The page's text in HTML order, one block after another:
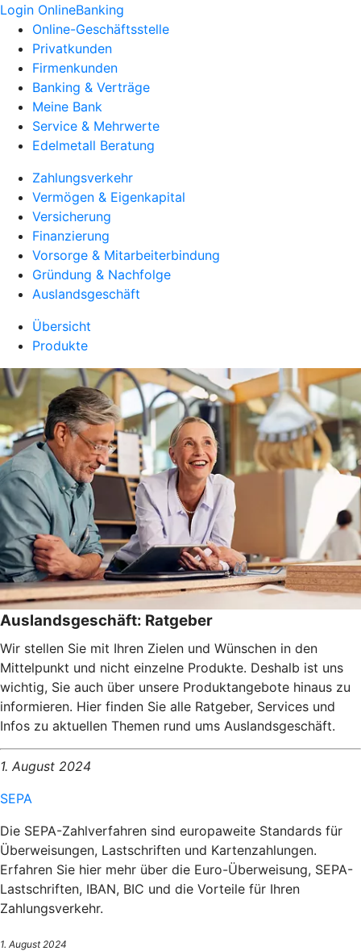
Login OnlineBanking
Online-Geschäftsstelle
Privatkunden
Firmenkunden
Banking & Verträge
Meine Bank
Service & Mehrwerte
Edelmetall Beratung
Zahlungsverkehr
Vermögen & Eigenkapital
Versicherung
Finanzierung
Vorsorge & Mitarbeiterbindung
Gründung & Nachfolge
Auslandsgeschäft
Übersicht
Produkte
Auslandsgeschäft: Ratgeber
Wir stellen Sie mit Ihren Zielen und Wünschen in den
Mittelpunkt und nicht einzelne Produkte. Deshalb ist uns
wichtig, Sie auch über unsere Produktangebote hinaus zu
informieren. Hier finden Sie alle Ratgeber, Services und
Infos zu aktuellen Themen rund ums Auslandsgeschäft.
1. August 2024
SEPA
Die SEPA-Zahlverfahren sind europaweite Standards für
Überweisungen, Lastschriften und Kartenzahlungen.
Erfahren Sie hier mehr über die Euro-Überweisung, SEPA-
Lastschriften, IBAN, BIC und die Vorteile für Ihren
Zahlungsverkehr.
1. August 2024